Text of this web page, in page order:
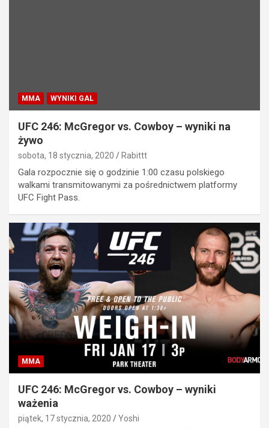
MMA WYNIKI GAL
UFC 246: McGregor vs. Cowboy – wyniki na
żywo
sobota, 18 stycznia, 2020 Rabittt
Gala rozpocznie się o godzinie 1:00 czasu polskiego
walkami transmitowanymi za pośrednictwem platformy
UFC Fight Pass.
MMA
UFC 246: McGregor vs. Cowboy – wyniki
ważenia
piątek, 17 stycznia, 2020 Yoshi